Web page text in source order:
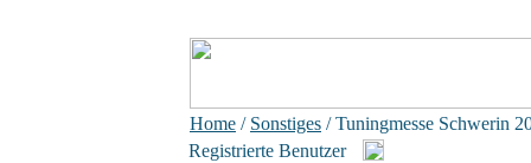
Home / Sonstiges / Tuningmesse Schwerin
Registrierte Benutzer